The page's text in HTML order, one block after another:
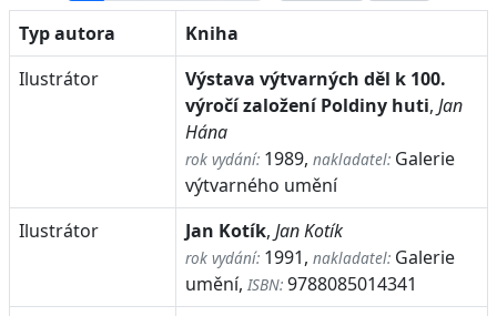
Typ autora
Kniha
Ilustrátor
Výstava výtvarných děl k 100.
výročí založení Poldiny huti, Jan
Hána
rok vydání: 1989, nakladatel: Galerie
výtvarného umění
Ilustrátor
Jan Kotík, Jan Kotík
rok vydání: 1991, nakladatel: Galerie
umění, ISBN: 9788085014341